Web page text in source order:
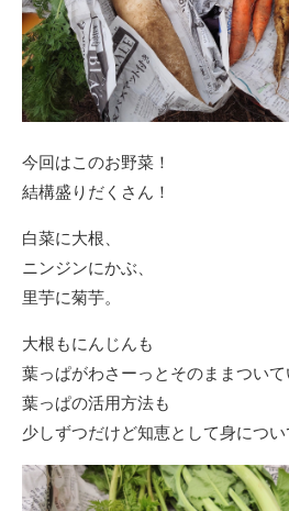
今回はこのお野菜！
結構盛りだくさん！
白菜に大根、
ニンジンにかぶ、
里芋に菊芋。
大根もにんじんも
葉っぱがわさーっとそのままついて
葉っぱの活用方法も
少しずつだけど知恵として身につい